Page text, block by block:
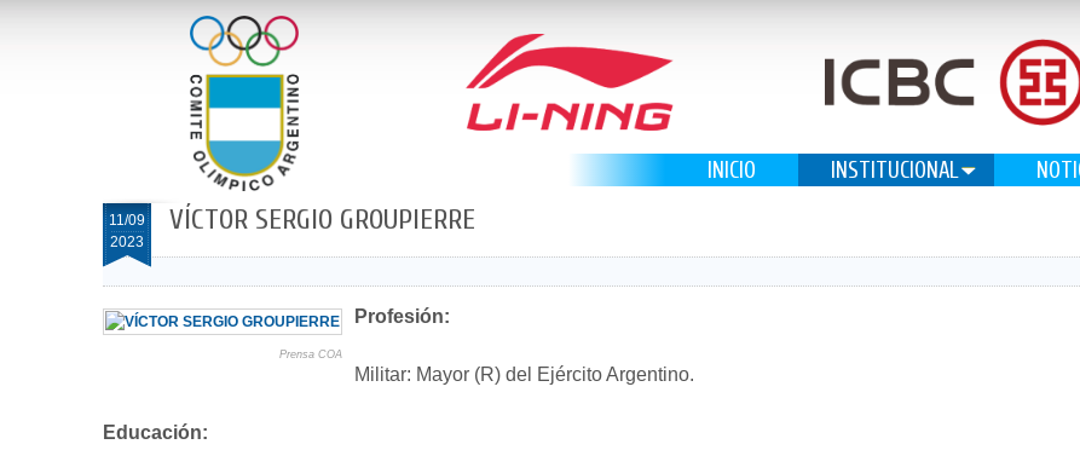
INICIO INSTITUCIONAL
11/09
2023
VÍCTOR SERGIO GROUPIERRE
Prensa COA
Profesión:
Militar: Mayor (R) del Ejército Argentino.
Educación: